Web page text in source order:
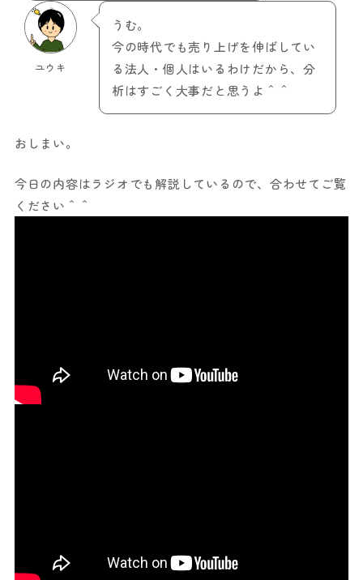
ユウキ
うむ。
今の時代でも売り上げを伸ばしてい
る法人・個人はいるわけだから、分
析はすごく大事だと思うよ＾＾
おしまい。
今日の内容はラジオでも解説しているので、合わせてご覧
ください＾＾